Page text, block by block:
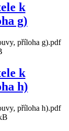
k
g)
příloha g).pdf
k
h)
příloha h).pdf